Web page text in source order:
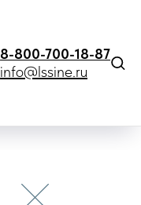
8-800-700-18-87
info@lssine.ru